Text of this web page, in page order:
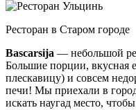
Ресторан в Старом городе
Bascarsija — небольшой
Большие порции, вкусная
плескавицу) и совсем
печи! Мы приехали в
искать наугад место,